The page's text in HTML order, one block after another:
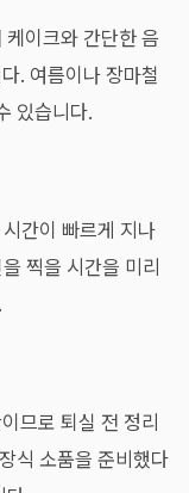
이크와 간단한 음
. 여름이나 장마철
있습니다.
간이 빠르게 지나
찍을 시간을 미리
므로 퇴실 전 정리
식 소품을 준비했다